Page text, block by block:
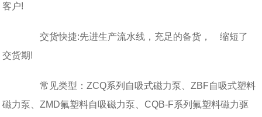
客户!
交货快捷:先进生产流水线，充足的备货， 缩短了
交货期!
常见类型：ZCQ系列自吸式磁力泵、ZBF自吸式塑料
磁力泵、ZMD氟塑料自吸磁力泵、CQB-F系列氟塑料磁力驱